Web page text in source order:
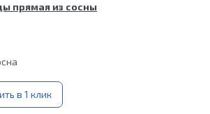
прямая из сосны
в 1 клик